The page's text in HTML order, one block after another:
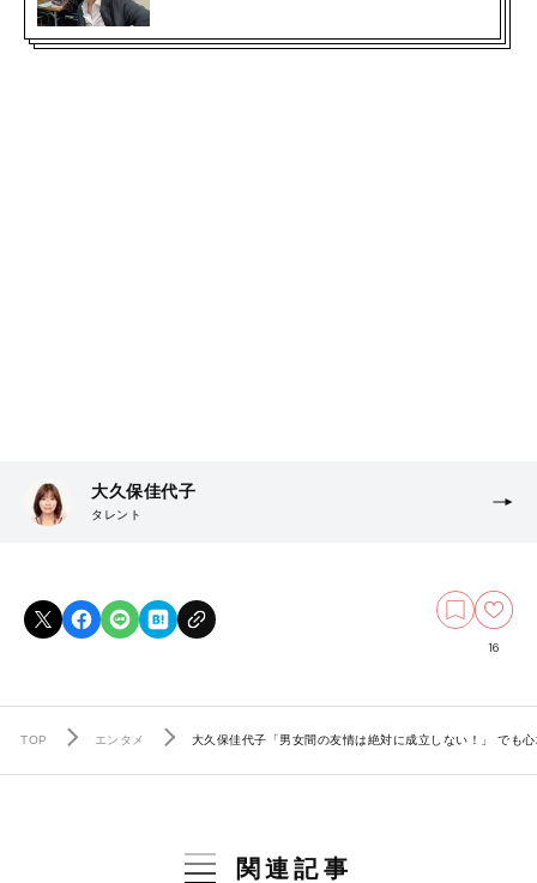
大久保佳代子
タレント
16
TOP エンタメ 大久保佳代子「男女間の友情は絶対に成立しない！」 でも
関連記事